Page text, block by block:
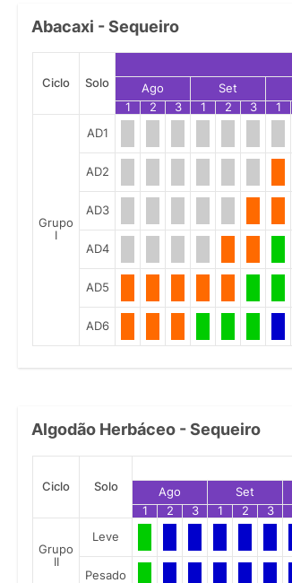
Abacaxi - Sequeiro
Ciclo Solo
Ago
Set
1
2 3 1 2 3 1
Grupo
I
AD1
AD2
AD3
AD4
AD5
AD6
Algodão Herbáceo - Sequeiro
Ciclo Solo
Ago
Set
1
2 3 1 2 3
Grupo
II
Leve
Pesado